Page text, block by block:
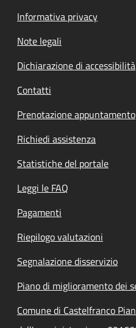
Informativa privacy
Note legali
Dichiarazione di accessibilità
Contatti
Prenotazione appuntamento
Richiedi assistenza
Statistiche del portale
Leggi le FAQ
Pagamenti
Riepilogo valutazioni
Segnalazione disservizio
Piano di miglioramento dei
Comune di Castelfranco